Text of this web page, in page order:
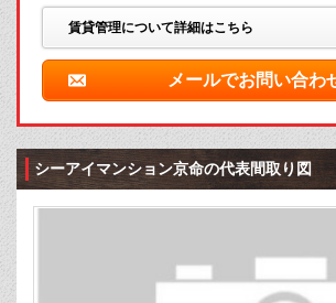
賃貸管理について詳細はこちら
メールでお問い合わ
シーアイマンション京命の代表間取り図